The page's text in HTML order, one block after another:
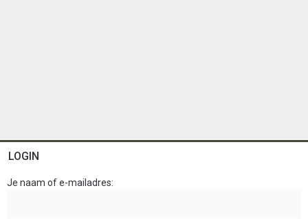
LOGIN
Je naam of e-mailadres